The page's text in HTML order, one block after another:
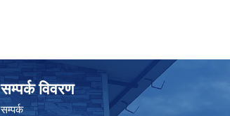
सम्पर्क विवरण
सम्पर्क